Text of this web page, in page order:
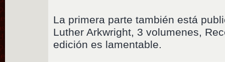
La primera parte también está
Luther Arkwright, 3 volumenes,
edición es lamentable.